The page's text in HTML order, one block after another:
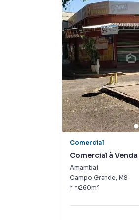
Na KSA FACIL
imobiliárias
em Jardim América.
campanhas
e tendo como
também com um
preparada para
Comercial
Comercial à
Amambaí
Campo Grande, MS
260m²